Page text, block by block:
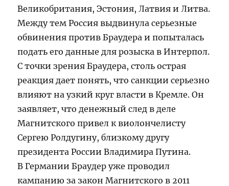
Великобритания, Эстония, Латвия и Литва.
Между тем Россия выдвинула серьезные
обвинения против Браудера и попыталась
подать его данные для розыска в Интерпол.
С точки зрения Браудера, столь острая
реакция дает понять, что санкции серьезно
влияют на узкий круг власти в Кремле. Он
заявляет, что денежный след в деле
Магнитского привел к виолончелисту
Сергею Ролдугину, близкому другу
президента России Владимира Путина.
В Германии Браудер уже проводил
кампанию за закон Магнитского в 2011